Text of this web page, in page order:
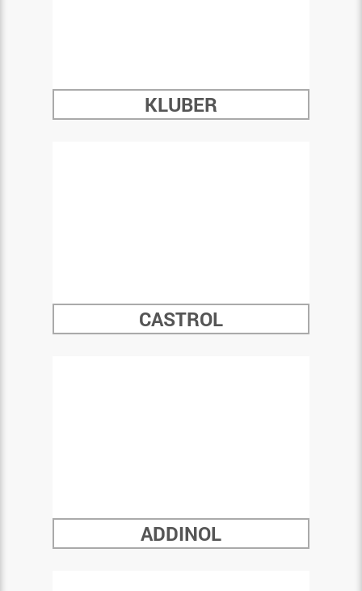
KLUBER
CASTROL
ADDINOL